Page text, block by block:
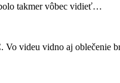
takmer vôbec vidieť…
videu vidno aj oblečenie